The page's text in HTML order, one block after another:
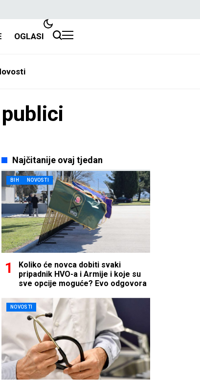
OGLASI
Najčitanije ovaj tjedan
BIH NOVOSTI
Koliko će novca dobiti svaki
pripadnik HVO-a i Armije i koje su
sve opcije moguće? Evo odgovora
NOVOSTI